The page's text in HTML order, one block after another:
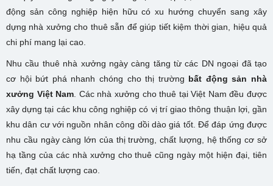
động sản công nghiệp hiện hữu có xu hướng chuyển sang xây
dựng nhà xưởng cho thuê sẵn để giúp tiết kiệm thời gian, hiệu quả
chi phí mang lại cao.
Nhu cầu thuê nhà xưởng ngày càng tăng từ các DN ngoại đã tạo
cơ hội bứt phá nhanh chóng cho thị trường bất động sản nhà
xưởng Việt Nam. Các nhà xưởng cho thuê tại Việt Nam đều được
xây dựng tại các khu công nghiệp có vị trí giao thông thuận lợi, gần
khu dân cư với nguồn nhân công dồi dào giá tốt. Để đáp ứng được
nhu cầu ngày càng lớn của thị trường, chất lượng, hệ thống cơ sở
hạ tầng của các nhà xưởng cho thuê cũng ngày một hiện đại, tiên
tiến, đạt chất lượng cao.